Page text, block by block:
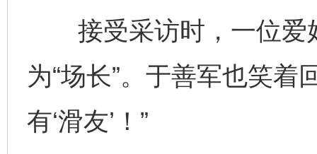
接受采访时，一位爱
为“场长”。于善军也笑着
有‘滑友’！”
完善运行机制助力责任有效落实 一纸欠